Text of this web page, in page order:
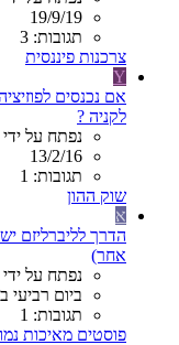
19/9/19
תגובות: 3
צרכנות פיננסית
Y
אם נכנסים
לקניה ?
נפתח על ידי yk304
13/2/16
תגובות: 1
שוק ההון
א
הדרך לליברליזם
אחר)
נפתח על
ביום רביעי ב-
תגובות: 1
פוסטים מאיכות